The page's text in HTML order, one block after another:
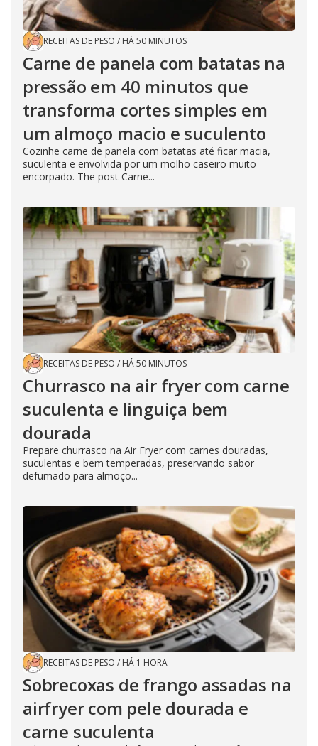
RECEITAS DE PESO / HÁ 50 MINUTOS
Carne de panela com batatas na
pressão em 40 minutos que
transforma cortes simples em
um almoço macio e suculento
Cozinhe carne de panela com batatas até ficar macia,
suculenta e envolvida por um molho caseiro muito
encorpado. The post Carne...
RECEITAS DE PESO / HÁ 50 MINUTOS
Churrasco na air fryer com carne
suculenta e linguiça bem
dourada
Prepare churrasco na Air Fryer com carnes douradas,
suculentas e bem temperadas, preservando sabor
defumado para almoço...
RECEITAS DE PESO / HÁ 1 HORA
Sobrecoxas de frango assadas na
airfryer com pele dourada e
carne suculenta